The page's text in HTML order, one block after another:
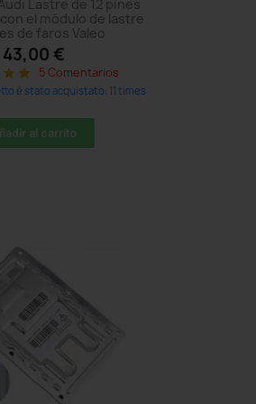
Lastre de 12 pines
el módulo de lastre
de faros Valeo
43,00 €
star star 5 Comentarios
è stato acquistato: 11 times
al carrito